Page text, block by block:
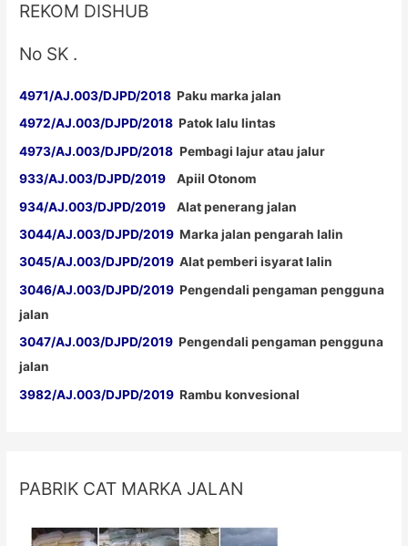
REKOM DISHUB
No SK .
4971/AJ.003/DJPD/2018 Paku marka jalan
4972/AJ.003/DJPD/2018 Patok lalu lintas
4973/AJ.003/DJPD/2018 Pembagi lajur atau jalur
933/AJ.003/DJPD/2019 Apiil Otonom
934/AJ.003/DJPD/2019 Alat penerang jalan
3044/AJ.003/DJPD/2019 Marka jalan pengarah lalin
3045/AJ.003/DJPD/2019 Alat pemberi isyarat lalin
3046/AJ.003/DJPD/2019 Pengendali pengaman pengguna
jalan
3047/AJ.003/DJPD/2019 Pengendali pengaman pengguna
jalan
3982/AJ.003/DJPD/2019 Rambu konvesional
PABRIK CAT MARKA JALAN